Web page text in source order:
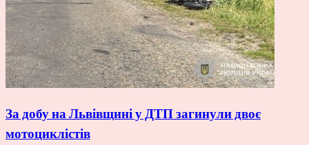
За добу на Львівщині у ДТП загинули двоє
мотоциклістів